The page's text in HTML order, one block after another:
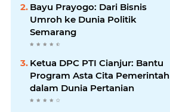
Bayu Prayogo: Dari Bisnis
Umroh ke Dunia Politik
Semarang
Ketua DPC PTI Cianjur: Bantu
Program Asta Cita Pemerintah
dalam Dunia Pertanian